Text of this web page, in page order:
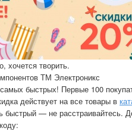
хочется творить.
ТМ Электроникс
быстрых! Первые 100
действует на все товары в
быстрый — не расстраивайтесь.